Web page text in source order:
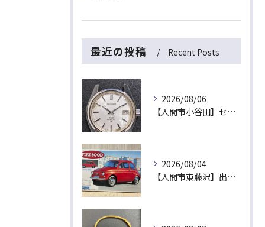
最近の投稿 Recent Posts
2026/08/06
【入間市小谷田】セイコーの名機「キングセイコー（45KS）」をお買取！ベルトなし・文字盤のシミ・不動品も高価買取いたします
2026/08/04
【入間市東藤沢】出張買取にて絶版プラモデル「フィアット500D」をお買取！暑い夏は涼しいご自宅で「無料出張買取」をご利用ください